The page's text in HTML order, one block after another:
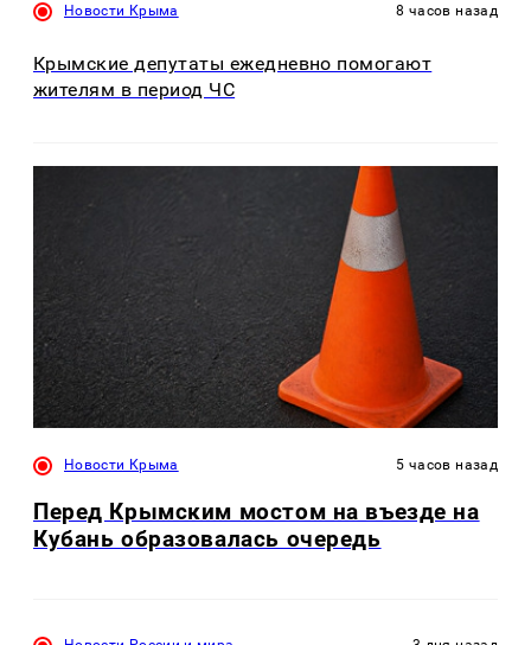
Новости Крыма 8 часов назад
Крымские депутаты ежедневно помогают
жителям в период ЧС
Новости Крыма 5 часов назад
Перед Крымским мостом на въезде на
Кубань образовалась очередь